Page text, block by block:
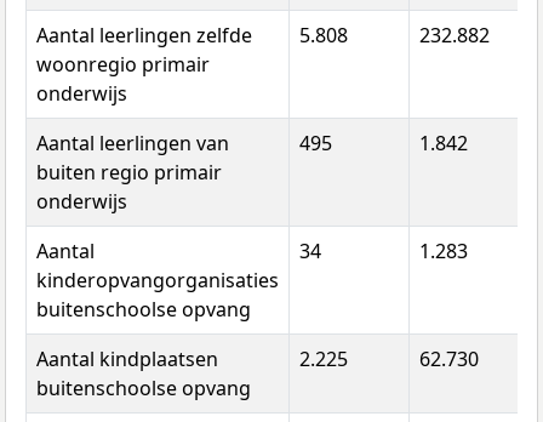
Aantal leerlingen zelfde
woonregio primair
onderwijs
5.808 232.882
Aantal leerlingen van
buiten regio primair
onderwijs
495 1.842
Aantal
kinderopvangorganisaties
buitenschoolse opvang
34 1.283
Aantal kindplaatsen
buitenschoolse opvang
2.225 62.730